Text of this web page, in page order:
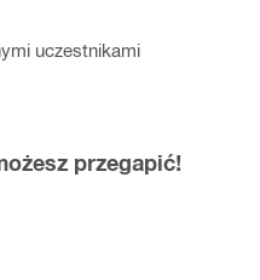
uczestnikami
przegapić!